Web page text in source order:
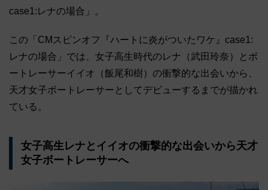
case1:レナの場合」。
この「CMスピンオフ『ハートに炎がついたワケ』case1:
レナの場合」では、女子高生時代のレナ（武田玲奈）とボ
ートレーサーイイオ（飯尾和樹）の衝撃的な出会いから、
天才女子ボートレーサーとしてデビューするまでが描かれ
ている。
女子高生レナとイイオの衝撃的な出会いから天才
女子ボートレーサーへ